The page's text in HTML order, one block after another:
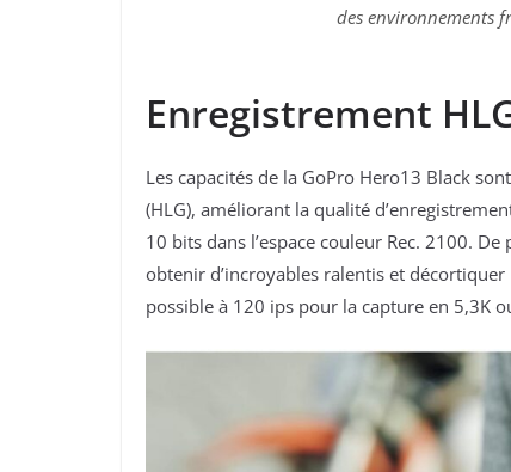
des environnements
Enregistrement
Les capacités de la GoPro Hero13 Black
(HLG), améliorant la qualité
10 bits dans l’espace couleur Rec. 2100.
obtenir d’incroyables ralentis et
possible à 120 ips pour la capture en 5,3K